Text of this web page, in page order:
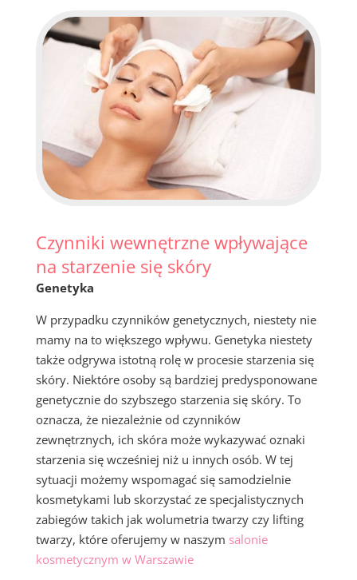
Czynniki wewnętrzne wpływające
na starzenie się skóry
Genetyka
W przypadku czynników genetycznych, niestety nie
mamy na to większego wpływu. Genetyka niestety
także odgrywa istotną rolę w procesie starzenia się
skóry. Niektóre osoby są bardziej predysponowane
genetycznie do szybszego starzenia się skóry. To
oznacza, że niezależnie od czynników
zewnętrznych, ich skóra może wykazywać oznaki
starzenia się wcześniej niż u innych osób. W tej
sytuacji możemy wspomagać się samodzielnie
kosmetykami lub skorzystać ze specjalistycznych
zabiegów takich jak wolumetria twarzy czy lifting
twarzy, które oferujemy w naszym salonie
kosmetycznym w Warszawie